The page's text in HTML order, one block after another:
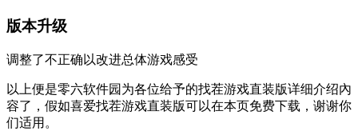
版本升级
调整了不正确以改进总体游戏感受
以上便是零六软件园为各位给予的找茬游戏直装版详细介绍內
容了，假如喜爱找茬游戏直装版可以在本页免费下载，谢谢你
们适用。